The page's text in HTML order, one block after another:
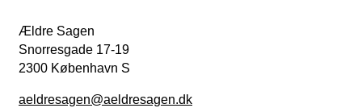
Ældre Sagen
Snorresgade 17-19
2300 København S
aeldresagen@aeldresagen.dk